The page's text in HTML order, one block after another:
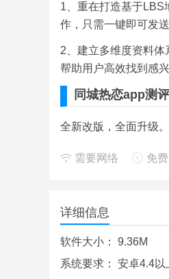
1、重在打造基于
作，只需一键即可发
2、建立多维度资料
帮助用户高效找到感
同城热恋app测评
全新改版，全面升级。
需要网络 免费
详细信息
软件大小： 9.36M
系统要求： 安卓4.4以